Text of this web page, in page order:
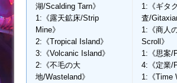
湖/Scalding Tarn》
1:《露天鉱床/Strip
Mine》
2:《Tropical Island》
3:《Volcanic Island》
2:《不毛の大
地/Wasteland》
1:《ギタ
査/
1:《商人
Scroll》
1:《思案/
4:《定業/
1:《Time